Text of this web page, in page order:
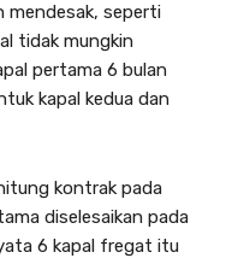
mendesak, seperti
tidak mungkin
pertama 6 bulan
kapal kedua dan
kontrak pada
diselesaikan pada
6 kapal fregat itu